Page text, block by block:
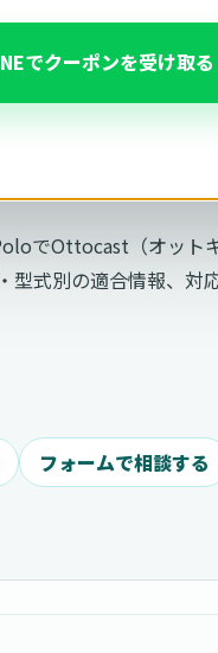
でクーポンを受け取る
でOttocast（オット
式別の適合情報、対
フォームで相談する